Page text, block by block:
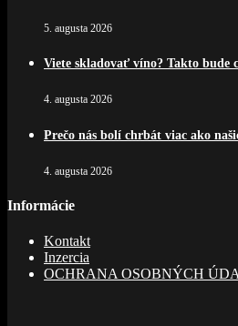
5. augusta 2026
Viete skladovať víno? Takto
4. augusta 2026
Prečo nás bolí chrbát viac ako
4. augusta 2026
Informácie
Kontakt
Inzercia
OCHRANA OSOBNÝCH